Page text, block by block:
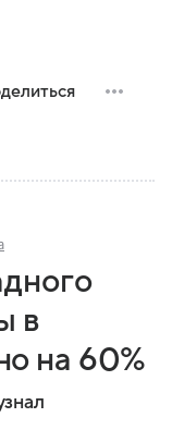
в
на 60%